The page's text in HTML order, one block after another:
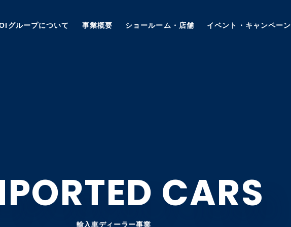
グループについて 事業概要 ショールーム・店舗 イベント・キャンペーン
CARS
輸入車ディーラー事業